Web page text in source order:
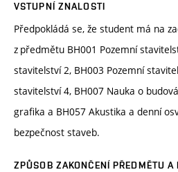
VSTUPNÍ ZNALOSTI
Předpokládá se, že student má na
z předmětu BH001 Pozemní
stavitelství 2, BH003 Pozemní
stavitelství 4, BH007 Nauka o
grafika a BH057 Akustika a denní
bezpečnost staveb.
ZPŮSOB ZAKONČENÍ PŘEDMĚTU A